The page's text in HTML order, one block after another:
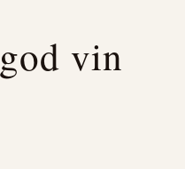
vin